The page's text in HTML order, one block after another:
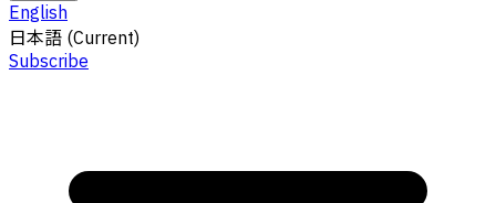
English
日本語 (Current)
Subscribe